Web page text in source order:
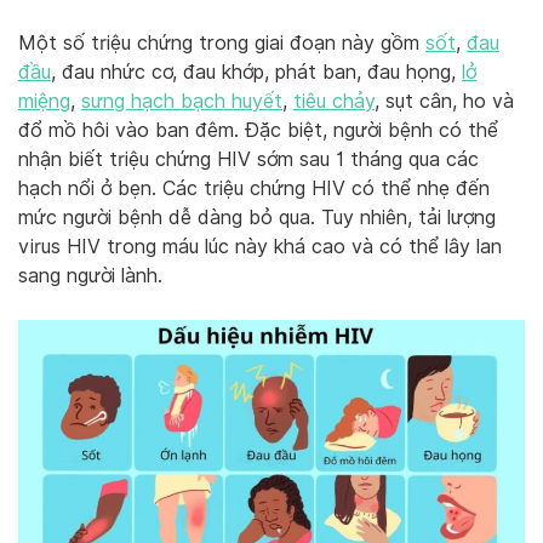
Một số triệu chứng trong giai đoạn này gồm sốt, đau
đầu, đau nhức cơ, đau khớp, phát ban, đau họng, lở
miệng, sưng hạch bạch huyết, tiêu chảy, sụt cân, ho và
đổ mồ hôi vào ban đêm. Đặc biệt, người bệnh có thể
nhận biết triệu chứng HIV sớm sau 1 tháng qua các
hạch nổi ở bẹn. Các triệu chứng HIV có thể nhẹ đến
mức người bệnh dễ dàng bỏ qua. Tuy nhiên, tải lượng
virus HIV trong máu lúc này khá cao và có thể lây lan
sang người lành.